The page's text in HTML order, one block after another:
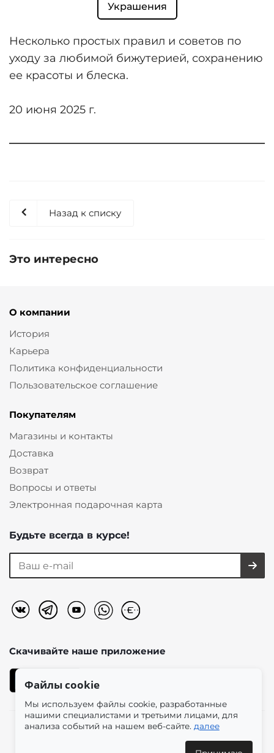
Украшения
Несколько простых правил и советов по
уходу за любимой бижутерией, сохранению
ее красоты и блеска.
20 июня 2025 г.
Назад к списку
Это интересно
О компании
История
Карьера
Политика конфиденциальности
Пользовательское соглашение
Покупателям
Магазины и контакты
Доставка
Возврат
Вопросы и ответы
Электронная подарочная карта
Будьте всегда в курсе!
Скачивайте наше приложение
Файлы cookie
Мы используем файлы cookie, разработанные
нашими специалистами и третьими лицами, для
анализа событий на нашем веб-сайте. далее